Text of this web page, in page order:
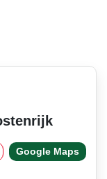
Google Maps